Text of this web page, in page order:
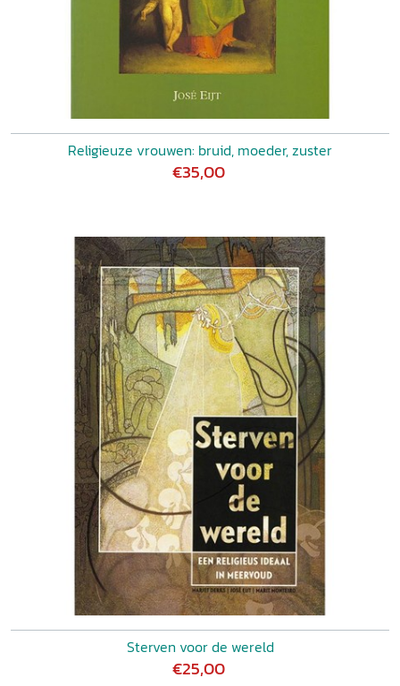
Religieuze vrouwen: bruid, moeder, zuster
€35,00
Sterven voor de wereld
€25,00